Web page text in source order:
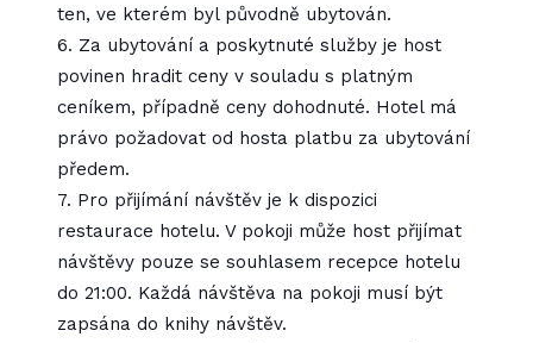
ten, ve kterém byl původně ubytován.
6. Za ubytování a poskytnuté služby je host
povinen hradit ceny v souladu s platným
ceníkem, případně ceny dohodnuté. Hotel má
právo požadovat od hosta platbu za ubytování
předem.
7. Pro přijímání návštěv je k dispozici
restaurace hotelu. V pokoji může host přijímat
návštěvy pouze se souhlasem recepce hotelu
do 21:00. Každá návštěva na pokoji musí být
zapsána do knihy návštěv.